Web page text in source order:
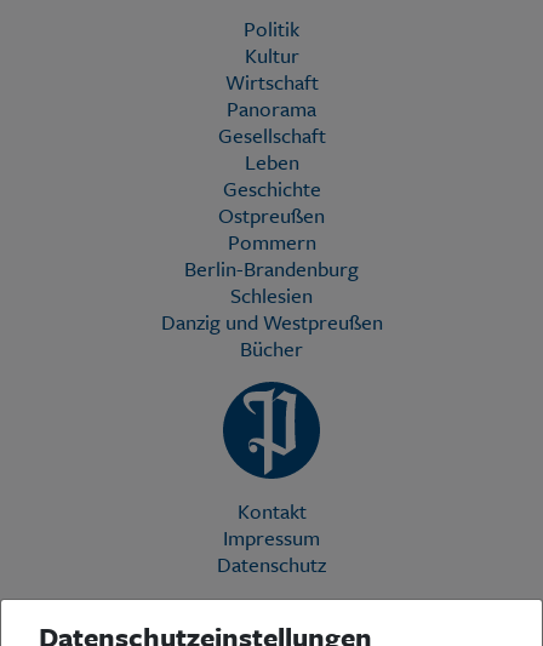
Politik
Kultur
Wirtschaft
Panorama
Gesellschaft
Leben
Geschichte
Ostpreußen
Pommern
Berlin-Brandenburg
Schlesien
Danzig und Westpreußen
Bücher
Kontakt
Impressum
Datenschutz
Datenschutzeinstellungen